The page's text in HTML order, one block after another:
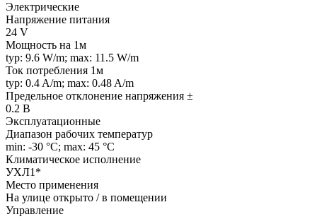
Электрические
Напряжение питания
24 V
Мощность на 1м
typ: 9.6 W/m; max: 11.5 W/m
Ток потребления 1м
typ: 0.4 A/m; max: 0.48 A/m
Предельное отклонение напряжения ±
0.2 В
Эксплуатационные
Диапазон рабочих температур
min: -30 °C; max: 45 °C
Климатическое исполнение
УХЛ1*
Место применения
На улице открыто / в помещении
Управление